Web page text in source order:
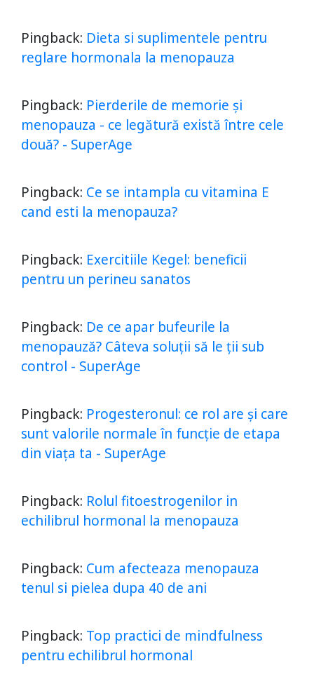
Pingback: Dieta si suplimentele pentru
reglare hormonala la menopauza
Pingback: Pierderile de memorie și
menopauza - ce legătură există între cele
două? - SuperAge
Pingback: Ce se intampla cu vitamina E
cand esti la menopauza?
Pingback: Exercitiile Kegel: beneficii
pentru un perineu sanatos
Pingback: De ce apar bufeurile la
menopauză? Câteva soluții să le ții sub
control - SuperAge
Pingback: Progesteronul: ce rol are și care
sunt valorile normale în funcție de etapa
din viața ta - SuperAge
Pingback: Rolul fitoestrogenilor in
echilibrul hormonal la menopauza
Pingback: Cum afecteaza menopauza
tenul si pielea dupa 40 de ani
Pingback: Top practici de mindfulness
pentru echilibrul hormonal